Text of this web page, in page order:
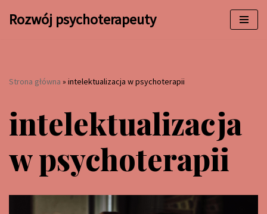
Rozwój psychoterapeuty
Strona główna » intelektualizacja w psychoterapii
intelektualizacja
w psychoterapii